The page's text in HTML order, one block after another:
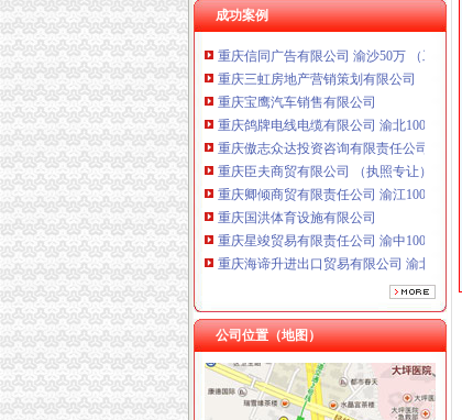
成功案例
重庆奕欣锦诚商贸有限公司 渝九50万 （工
重庆信同广告有限公司 渝沙50万 （工商注
重庆三虹房地产营销策划有限公司
重庆宝鹰汽车销售有限公司
重庆鸽牌电线电缆有限公司 渝北10010万 (
重庆傲志众达投资咨询有限责任公司 渝九
重庆臣夫商贸有限公司 （执照专让）
重庆卿倾商贸有限责任公司 渝江100万 （
重庆国洪体育设施有限公司
重庆星竣贸易有限责任公司 渝中100万 （
重庆海谛升进出口贸易有限公司 渝北100
重庆奕欣锦诚商贸有限公司 渝九50万 （工
重庆信同广告有限公司 渝沙50万 （工商
重庆三虹房地产营销策划有限公司
重庆宝鹰汽车销售有限公司
公司位置（地图）